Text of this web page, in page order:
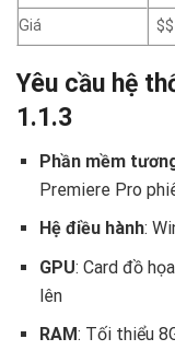
Giá $$
Yêu cầu hệ
1.1.3 ️
Phần mềm
Premiere Pro
Hệ điều hành:
GPU: Card đồ
lên
RAM: Tối thiểu